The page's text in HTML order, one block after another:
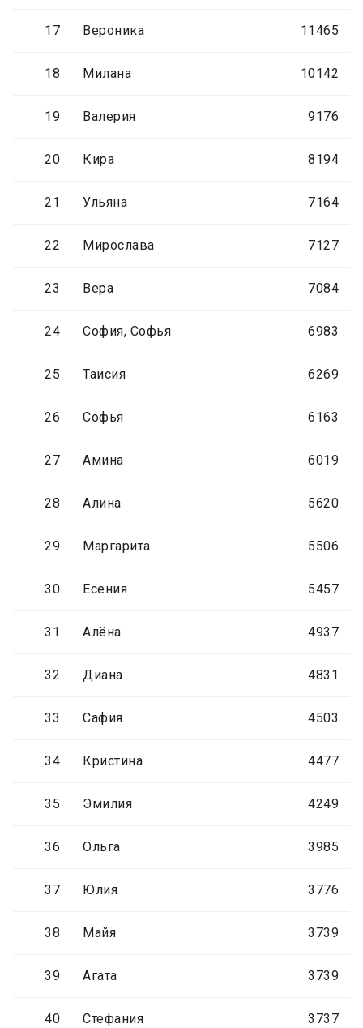
17 Вероника 11465
18 Милана 10142
19 Валерия 9176
20 Кира 8194
21 Ульяна 7164
22 Мирослава 7127
23 Вера 7084
24 София, Софья 6983
25 Таисия 6269
26 Софья 6163
27 Амина 6019
28 Алина 5620
29 Маргарита 5506
30 Есения 5457
31 Алёна 4937
32 Диана 4831
33 Сафия 4503
34 Кристина 4477
35 Эмилия 4249
36 Ольга 3985
37 Юлия 3776
38 Майя 3739
39 Агата 3739
40 Стефания 3737